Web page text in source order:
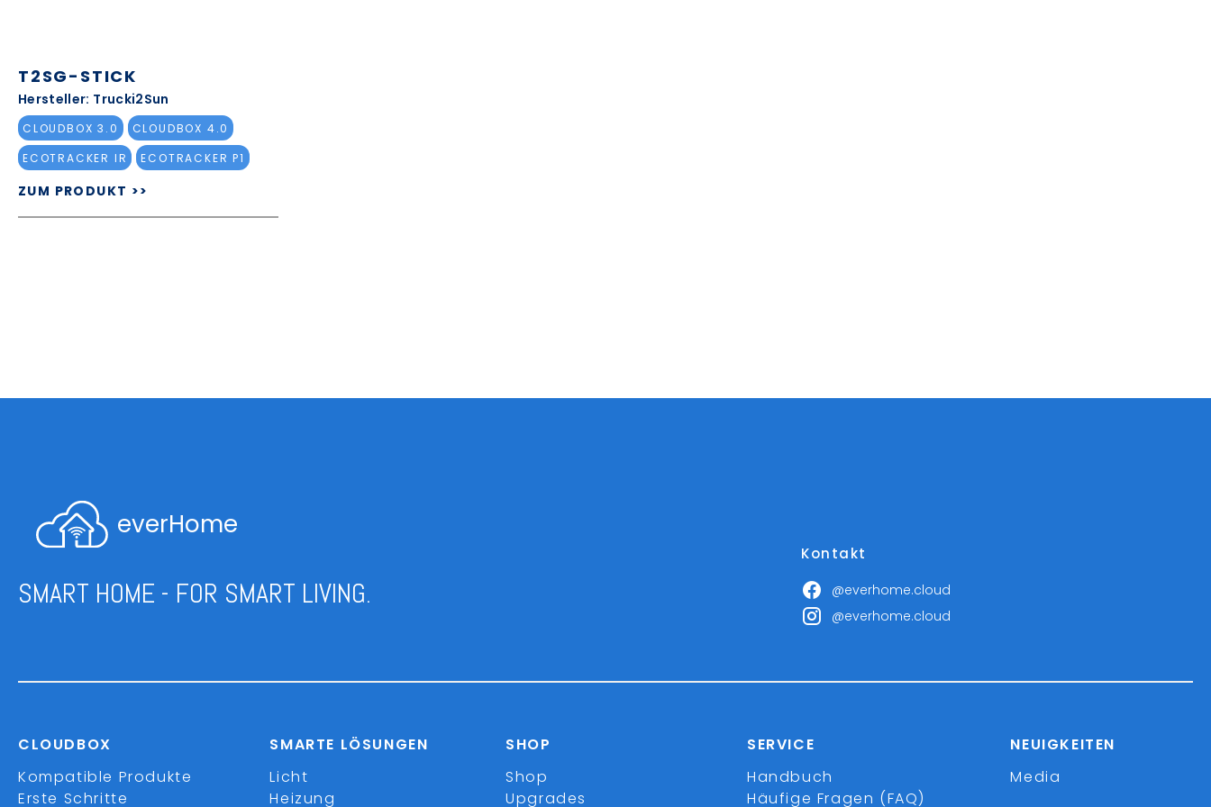
T2SG-STICK
Hersteller: Trucki2Sun
CLOUDBOX 3.0
CLOUDBOX 4.0
ECOTRACKER IR
ECOTRACKER P1
ZUM PRODUKT >>
everHome
SMART HOME - FOR SMART LIVING.
Kontakt
@everhome.cloud
@everhome.cloud
CLOUDBOX
Kompatible Produkte
Erste Schritte
SMARTE LÖSUNGEN
Licht
Heizung
SHOP
Shop
Upgrades
SERVICE
Handbuch
Häufige Fragen (FAQ)
NEUIGKEITEN
Media